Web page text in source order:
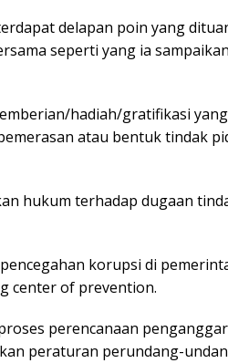
delapan poin yang
seperti yang ia sampaikan
hadiah/gratifikasi
atau bentuk tindak
hukum terhadap dugaan
korupsi di
center of prevention.
perencanaan
peraturan perundang-